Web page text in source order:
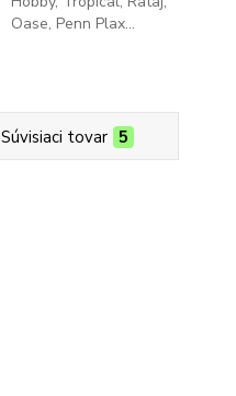
Oase, Penn Plax...
Súvisiaci tovar 5